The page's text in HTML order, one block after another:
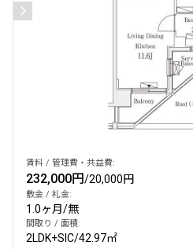
賃料 / 管理費・共益費:
232,000円/20,000円
敷金 / 礼金:
1.0ヶ月/無
間取り / 面積:
2LDK+SIC/42.97㎡